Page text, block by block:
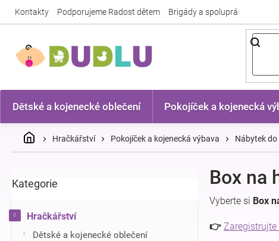
Kontakty Podporujeme Radost dětem Brigády a spolupráce
Dětské a kojenecké oblečení Pokojíček a kojenecká
DomůHračkářství Pokojíček a kojenecká výbava Nábytek
o
t
r
Přeskočit
Kategorie
Hračkářství
Dětské a kojenecké oblečení
Box na
Vyberte si Box
👉 Zaregistrujte